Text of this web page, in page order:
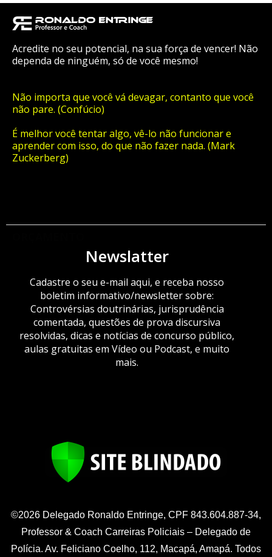
Acredite no seu potencial, na sua força de vencer! Não
dependa de ninguém, só de você mesmo!
Não importa que você vá devagar, contanto que você
não pare. (Confúcio)
É melhor você tentar algo, vê-lo não funcionar e
aprender com isso, do que não fazer nada. (Mark
Zuckerberg)
Newslatter
Cadastre o seu e-mail aqui, e receba nosso
boletim informativo/newsletter sobre:
Controvérsias doutrinárias, jurisprudência
comentada, questões de prova discursiva
resolvidas, dicas e notícias de concurso público,
aulas gratuitas em Vídeo ou Podcast, e muito
mais.
©2026 Delegado Ronaldo Entringe, CPF 843.604.887-34,
Professor & Coach Carreiras Policiais – Delegado de
Polícia. Av. Feliciano Coelho, 112, Macapá, Amapá. Todos